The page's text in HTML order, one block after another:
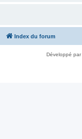
Index du forum
Développé par